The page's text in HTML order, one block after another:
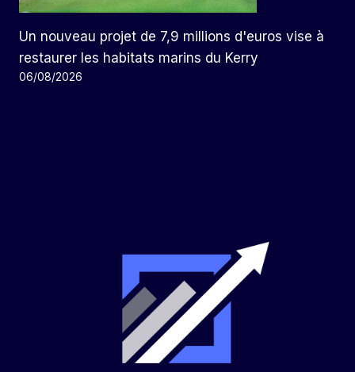
Un nouveau projet de 7,9 millions d'euros vise à
restaurer les habitats marins du Kerry
06/08/2026